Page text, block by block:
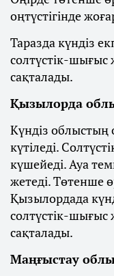
оңтүстігінде
Таразда күндіз
солтүстік-шығыс
сақталады.
Қызылорда
Күндіз облыстың
күтіледі.
күшейеді. Ауа
жетеді. Төтенше
Қызылордада
солтүстік-шығыс
сақталады.
Маңғыстау